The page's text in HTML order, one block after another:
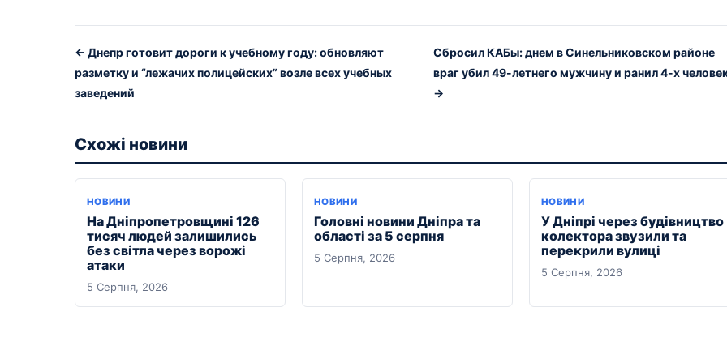
← Днепр готовит дороги к учебному году: обновляют
разметку и “лежачих полицейских” возле всех учебных
заведений
Сбросил КАБы: днем в Синельниковском районе
враг убил 49-летнего мужчину и ранил 4-х
→
Схожі новини
НОВИНИ
На Дніпропетровщині 126
тисяч людей залишились
без світла через ворожі
атаки
5 Серпня, 2026
НОВИНИ
Головні новини Дніпра та
області за 5 серпня
5 Серпня, 2026
НОВИНИ
У Дніпрі через будівництво
колектора звузили та
перекрили вулиці
5 Серпня, 2026